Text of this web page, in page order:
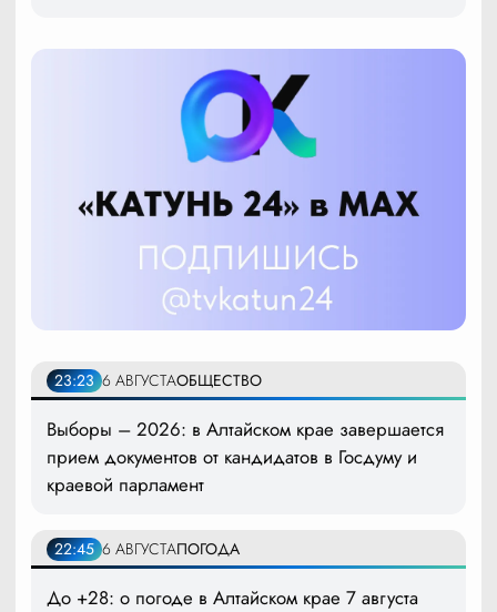
23:23 6 АВГУСТАОБЩЕСТВО
Выборы – 2026: в Алтайском крае завершается
прием документов от кандидатов в Госдуму и
краевой парламент
22:45 6 АВГУСТАПОГОДА
До +28: о погоде в Алтайском крае 7 августа